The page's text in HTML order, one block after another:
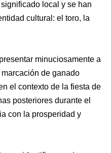
local y se han
cultural: el toro, la
minuciosamente a
de ganado
el contexto de la fiesta de
posteriores durante el
con la prosperidad y